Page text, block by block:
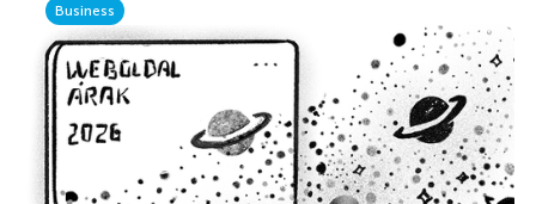
Business